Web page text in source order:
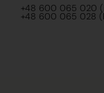
+48 600 065 020
+48 600 065 028